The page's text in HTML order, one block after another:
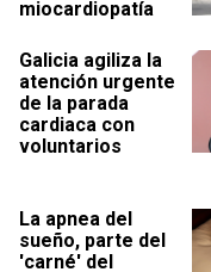
miocardiopatía
Galicia agiliza la
atención urgente
de la parada
cardiaca con
voluntarios
La apnea del
sueño, parte del
'carné' del